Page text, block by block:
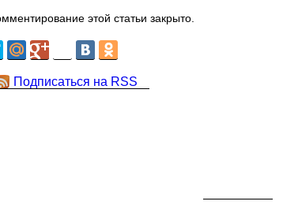
этой статьи закрыто.
Подписаться на RSS